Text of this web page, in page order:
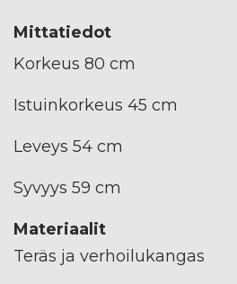
Mittatiedot
Korkeus 80 cm
Istuinkorkeus 45 cm
Leveys 54 cm
Syvyys 59 cm
Materiaalit
Teräs ja verhoilukangas